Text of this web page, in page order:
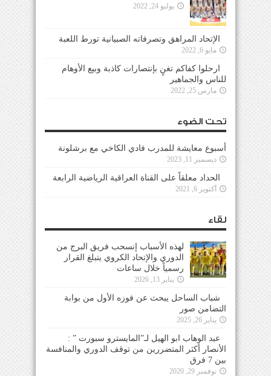
يوليو 24, 2022
الإتحاد المراهق وتصرفاته الصبيانية تورط اللعبة
مايو 6, 2022
ارحلوا كفاكم تغنٍ بإنتصارات كاذبة وبيع الأوهام
للناس والجماهير
مارس 25, 2022
تحت الضوء
أسبوع معايشة للمدرب فادي الكاخي مع برشلونة
ديسمبر 11, 2023
الحداد معلقاً على القناة العراقية الرياضية الرابعة
أكتوبر 6, 2021
لقاء
لهذه الأسباب إنسحب فريق البرج من
الدوري والإتحاد الكروي يتبلغ القرار
رسمياً خلال ساعات
يناير 13, 2026
شباب الساحل يبحث عن فوزه الأول من بوابة
التضامن صور
يناير 26, 2025
عبد الوهاب ابو الهيل لـ”المايسترو سبورت ” :
الأنصار أكثر المتضررين من توقف الدوري والمنافسة
بين 7 فرق
نوفمبر 29, 2020